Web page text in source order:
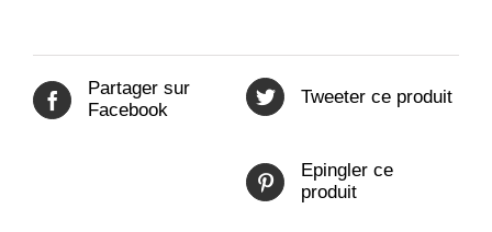
Partager sur
Facebook
Tweeter ce produit
Epingler ce
produit